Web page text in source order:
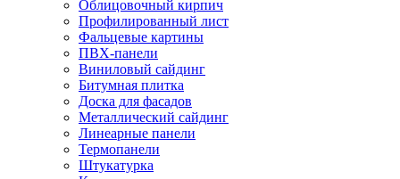
Облицовочный кирпич
Профилированный лист
Фальцевые картины
ПВХ-панели
Виниловый сайдинг
Битумная плитка
Доска для фасадов
Металлический сайдинг
Линеарные панели
Термопанели
Штукатурка